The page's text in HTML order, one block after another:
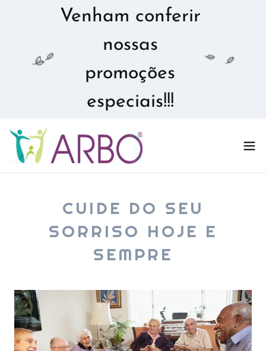
Venham conferir
nossas
promoções
especiais!!!
CUIDE DO SEU
SORRISO HOJE E
SEMPRE